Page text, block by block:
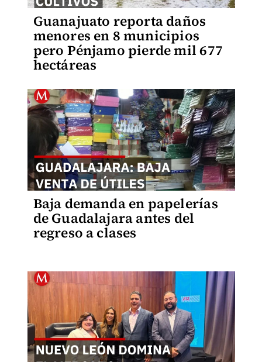
Guanajuato reporta daños
menores en 8 municipios
pero Pénjamo pierde mil 677
hectáreas
Baja demanda en papelerías
de Guadalajara antes del
regreso a clases